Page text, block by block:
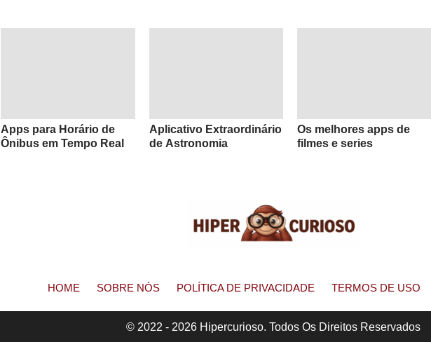
Apps para Horário de
Ônibus em Tempo Real
Aplicativo Extraordinário
de Astronomia
Os melhores apps de
filmes e series
HOME SOBRE NÓS POLÍTICA DE PRIVACIDADE TERMOS DE USO
© 2022 - 2026 Hipercurioso. Todos Os Direitos Reservados